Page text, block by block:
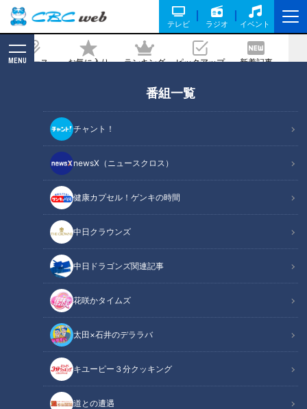
テレビ ラジオ イベント
ニュース お気に入り ランキング ピックアップ 新着記事
MENU
番組一覧
チャント！
newsX（ニュースクロス）
健康カプセル！ゲンキの時間
中日クラウンズ
中日ドラゴンズ関連記事
花咲かタイムズ
太田×石井のデララバ
キユーピー３分クッキング
道との遭遇
ンドバッドは勝手にラララ・ラララ・ラ
ララ♪
2018/08/05 08:00
CBCテレビ：画像『pixabay』